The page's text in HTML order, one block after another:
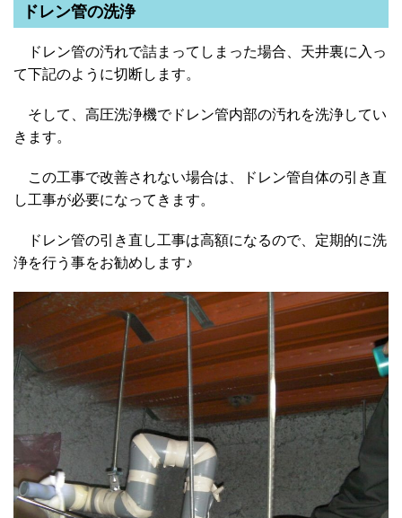
ドレン管の洗浄
ドレン管の汚れで詰まってしまった場合、天井裏に入っ
て下記のように切断します。
そして、高圧洗浄機でドレン管内部の汚れを洗浄してい
きます。
この工事で改善されない場合は、ドレン管自体の引き直
し工事が必要になってきます。
ドレン管の引き直し工事は高額になるので、定期的に洗
浄を行う事をお勧めします♪